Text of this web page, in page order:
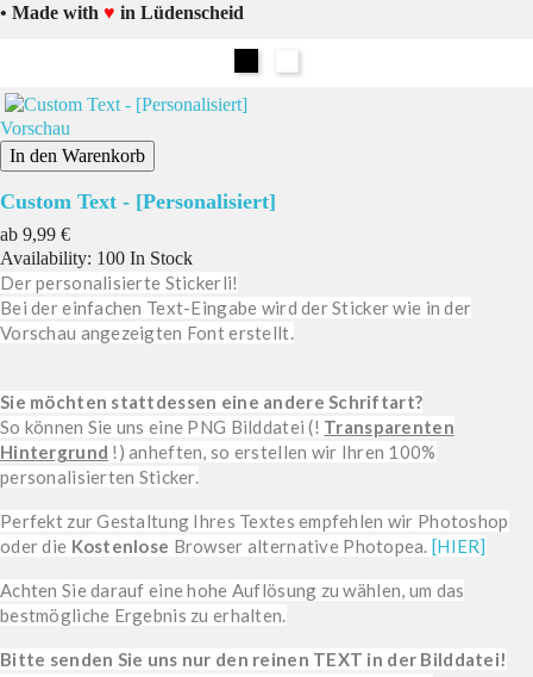
• Made with ♥ in Lüdenscheid
Vorschau
In den Warenkorb
Custom Text - [Personalisiert]
ab Preis
9,99 €
Availability: 100 In Stock
Der personalisierte Stickerli!
Bei der einfachen Text-Eingabe wird der Sticker wie in der
Vorschau angezeigten Font erstellt.
Sie möchten stattdessen eine andere Schriftart?
So können Sie uns eine PNG Bilddatei (! Transparenten
Hintergrund !) anheften, so erstellen wir Ihren 100%
personalisierten Sticker.
Perfekt zur Gestaltung Ihres Textes empfehlen wir Photoshop
oder die Kostenlose Browser alternative Photopea.[HIER]
Achten Sie darauf eine hohe Auflösung zu wählen, um das
bestmögliche Ergebnis zu erhalten.
Bitte senden Sie uns nur den reinen TEXT in der Bilddatei!